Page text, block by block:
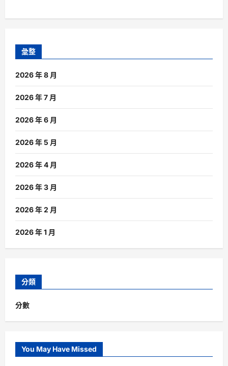
彙整
2026 年 8 月
2026 年 7 月
2026 年 6 月
2026 年 5 月
2026 年 4 月
2026 年 3 月
2026 年 2 月
2026 年 1 月
分類
分數
You May Have Missed